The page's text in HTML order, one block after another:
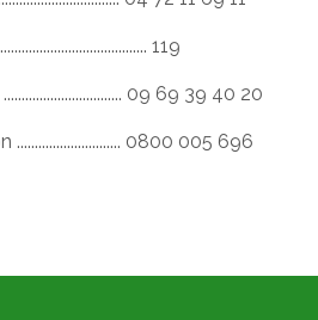
119
09 69 39 40 20
0800 005 696